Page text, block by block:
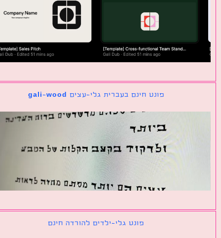
פונט חינם בעברית גלי-עצים gali-wood
פונט גלי-ילדים להורדה חינם